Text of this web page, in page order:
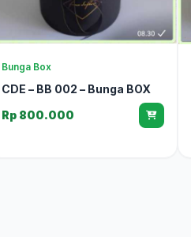
Bunga Box
CDE – BB 002 – Bunga BOX
Rp 800.000